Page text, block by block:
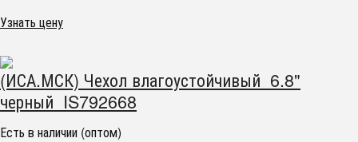
Узнать цену
(ИСА.МСК) Чехол влагоустойчивый 6.8"
черный IS792668
Есть в наличии (оптом)